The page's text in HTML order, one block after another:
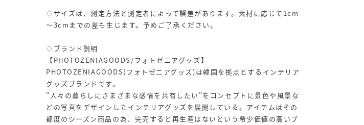
♢サイズは、測定方法と測定者によって誤差があります。素材に応じて1cm
～3cmまでの差も生じます。予めご了承ください。
♢ブランド説明
【PHOTOZENIAGOODS/フォトゼニアグッズ】
PHOTOZENIAGOODS(フォトゼニアグッズ)は韓国を拠点とするインテリア
グッズブランドです。
"人々の暮らしにさまざまな感情を共有したい"をコンセプトに景色や風景な
どの写真をデザインしたインテリアグッズを展開している。アイテムはその
都度のシーズン商品の為、完売すると再生産はないという希少価値の高いブ